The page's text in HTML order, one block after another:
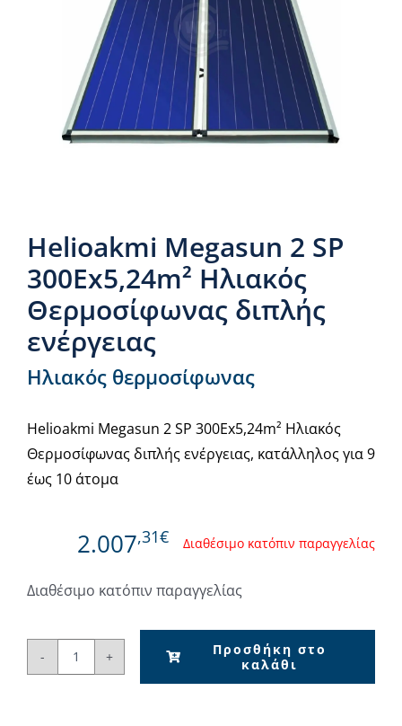
Νέα & άρθρα
Επικοινωνία
Helioakmi Megasun 2 SP
300Ex5,24m² Ηλιακός
Θερμοσίφωνας διπλής
ενέργειας
Ηλιακός θερμοσίφωνας
Helioakmi Megasun 2 SP 300Ex5,24m² Ηλιακός
Θερμοσίφωνας διπλής ενέργειας, κατάλληλος για 9
έως 10 άτομα
2.007,31€ Διαθέσιμο κατόπιν παραγγελίας
Διαθέσιμο κατόπιν παραγγελίας
Helioakmi
Προσθήκη στο
καλάθι